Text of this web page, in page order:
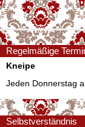
Regelmäßige
Kneipe
Jeden Donnerstag
Selbstverständnis